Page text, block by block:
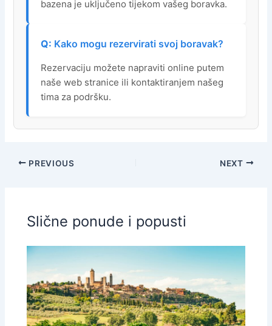
bazena je uključeno tijekom vašeg boravka.
Kako mogu rezervirati svoj boravak?
Rezervaciju možete napraviti online putem
naše web stranice ili kontaktiranjem našeg
tima za podršku.
PREVIOUS NEXT
Slične ponude i popusti